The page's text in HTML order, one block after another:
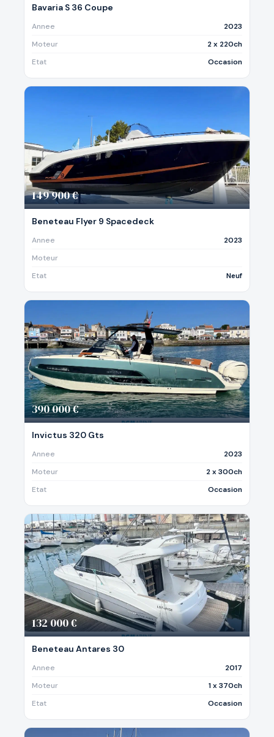
Bavaria S 36 Coupe
Annee
2023
Moteur
2 x 220ch
Etat
Occasion
149 900 €
Beneteau Flyer 9 Spacedeck
Annee
2023
Moteur
Etat
Neuf
390 000 €
Invictus 320 Gts
Annee
2023
Moteur
2 x 300ch
Etat
Occasion
132 000 €
Beneteau Antares 30
Annee
2017
Moteur
1 x 370ch
Etat
Occasion